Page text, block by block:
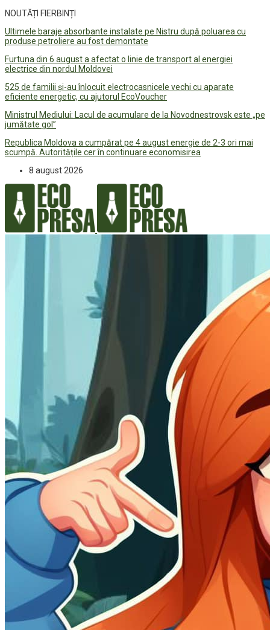
NOUTĂȚI FIERBINȚI
Ultimele baraje absorbante instalate pe Nistru după poluarea cu
produse petroliere au fost demontate
Furtuna din 6 august a afectat o linie de transport al energiei
electrice din nordul Moldovei
525 de familii și-au înlocuit electrocasnicele vechi cu aparate
eficiente energetic, cu ajutorul EcoVoucher
Ministrul Mediului: Lacul de acumulare de la Novodnestrovsk este „pe
jumătate gol”
Republica Moldova a cumpărat pe 4 august energie de 2-3 ori mai
scumpă. Autoritățile cer în continuare economisirea
8 august 2026